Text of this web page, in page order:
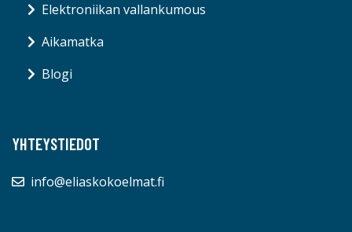
Elektroniikan vallankumous
Aikamatka
Blogi
YHTEYSTIEDOT
info@eliaskokoelmat.fi